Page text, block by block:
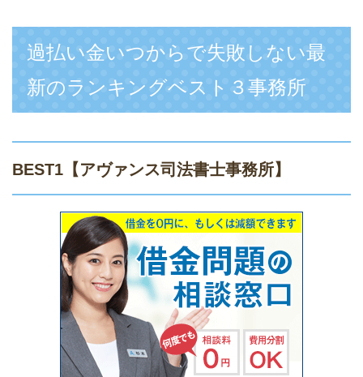
過払い金いつからで失敗しない最
新のランキングベスト３事務所
BEST1 【アヴァンス司法書士事務所】